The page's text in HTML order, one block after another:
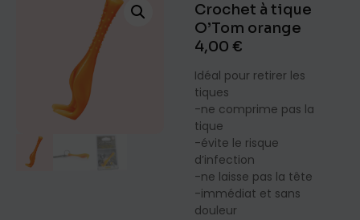
Crochet à tique
O’Tom orange
4,00€
Idéal pour retirer les
tiques
-ne comprime pas la
tique
-évite le risque
d’infection
-ne laisse pas la tête
-immédiat et sans
douleur